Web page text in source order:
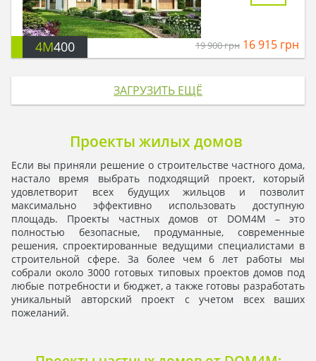
4M400 19 900грн 16 915 грн
ЗАГРУЗИТЬ ЕЩЁ
Проекты жилых домов
Если вы приняли решение о строительстве частного дома,
настало время выбрать подходящий проект, который
удовлетворит всех будущих жильцов и позволит
максимально эффективно использовать доступную
площадь. Проекты частных домов от DOM4M – это
полностью безопасные, продуманные, современные
решения, спроектированные ведущими специалистами в
строительной сфере. За более чем 6 лет работы мы
собрали около 3000 готовых типовых проектов домов под
любые потребности и бюджет, а также готовы разработать
уникальный авторский проект с учетом всех ваших
пожеланий.